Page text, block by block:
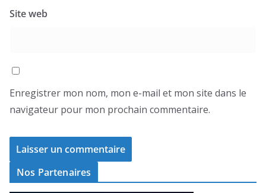
Site web
Enregistrer mon nom, mon e-mail et mon site dans le
navigateur pour mon prochain commentaire.
Nos Partenaires